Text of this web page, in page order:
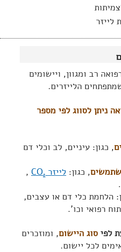
רב ומגוון, ויישומים
הלייזרים.
ניתן לסווג לפי מספר
, כגון: עיניים, לב וכלי דם
, כגון: לייזר CO 2
,
הלחמת כלי דם או עצבים,
רפואי וכו'.
לפי סוג היישום, ומוזכרים
לכל יישום.